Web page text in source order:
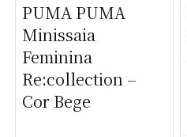
PUMA PUMA
Minissaia
Feminina
Re:collection –
Cor Bege